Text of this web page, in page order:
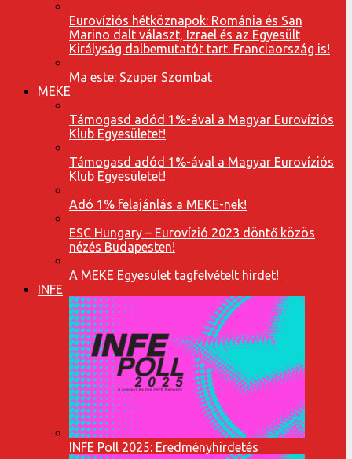
Eurovíziós hétköznapok: Románia és San
Marino dalt választ, Izrael és az Egyesült
Királyság dalbemutatót tart. Franciaország is!
Ma este: Szuper Szombat
MEKE
Támogasd adód 1%-ával a Magyar Eurovíziós
Klub Egyesületet!
Támogasd adód 1%-ával a Magyar Eurovíziós
Klub Egyesületet!
Adó 1% felajánlás a MEKE-nek!
ESC Hungary – Eurovízió 2023 döntő közös
nézés Budapesten!
A MEKE Egyesület tagfelvételt hirdet!
INFE
INFE Poll 2025: Eredményhirdetés